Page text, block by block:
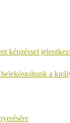
képzéssel
a